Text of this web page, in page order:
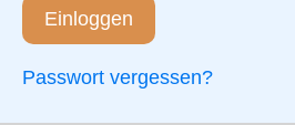
Einloggen
Passwort vergessen?